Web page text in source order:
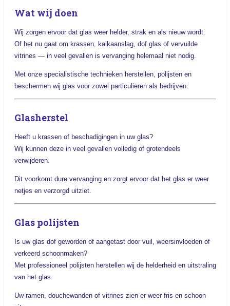
Wat wij doen
Wij zorgen ervoor dat glas weer helder, strak en als nieuw wordt.
Of het nu gaat om krassen, kalkaanslag, dof glas of vervuilde
vitrines — in veel gevallen is vervanging helemaal niet nodig.
Met onze specialistische technieken herstellen, polijsten en
beschermen wij glas voor zowel particulieren als bedrijven.
Glasherstel
Heeft u krassen of beschadigingen in uw glas?
Wij kunnen deze in veel gevallen volledig of grotendeels
verwijderen.
Dit voorkomt dure vervanging en zorgt ervoor dat het glas er weer
netjes en verzorgd uitziet.
Glas polijsten
Is uw glas dof geworden of aangetast door vuil, weersinvloeden of
verkeerd schoonmaken?
Met professioneel polijsten herstellen wij de helderheid en uitstraling
van het glas.
Uw ramen, douchewanden of vitrines zien er weer fris en schoon